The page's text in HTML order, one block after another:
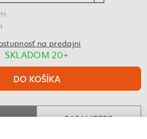
na predajni
SKLADOM 20+
DO KOŠÍKA
PARAMETRE